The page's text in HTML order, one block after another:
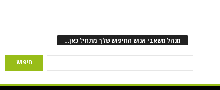
מנהל משאבי אנוש החיפוש שלך מתחיל כאן…